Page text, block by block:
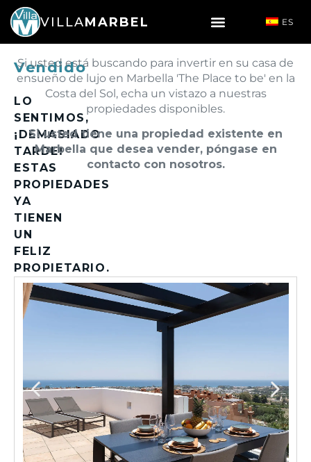
VILLAMARBEL ES
Vendido
LO
SENTIMOS,
¡DEMASIADO
TARDE!
ESTAS
PROPIEDADES
YA
TIENEN
UN
FELIZ
PROPIETARIO.
Si usted está buscando para invertir en su casa de
ensueño de lujo en Marbella 'The Place to be' en la
Costa del Sol, echa un vistazo a nuestras
propiedades disponibles.
Si usted tiene una propiedad existente en
Marbella que desea vender, póngase en
contacto con nosotros.